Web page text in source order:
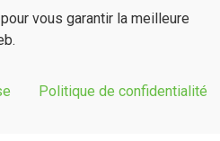
vous garantir la meilleure
Politique de confidentialité